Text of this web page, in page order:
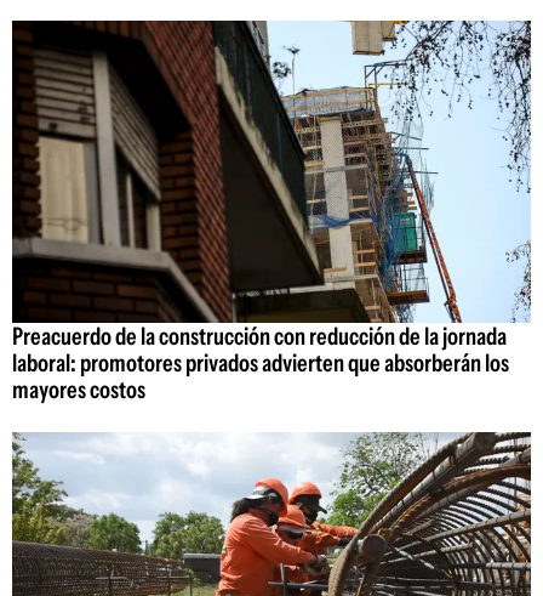
Preacuerdo de la construcción con reducción de la jornada
laboral: promotores privados advierten que absorberán los
mayores costos